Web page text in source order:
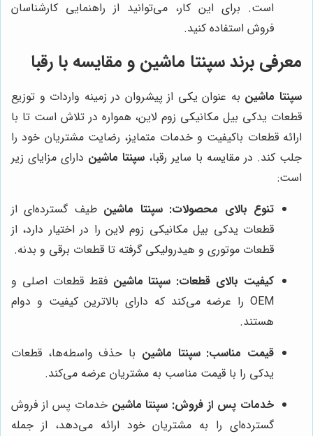
است. برای این کار، می‌توانید از راهنمایی کارشناسان
فروش استفاده کنید.
معرفی برند سپنتا ماشین و مقایسه با رقبا
سپنتا ماشین به عنوان یکی از پیشروان در زمینه واردات و توزیع
قطعات یدکی بیل مکانیکی زوم لاین، همواره در تلاش است تا با
ارائه قطعات باکیفیت و خدمات متمایز، رضایت مشتریان خود را
جلب کند. در مقایسه با سایر رقبا، سپنتا ماشین دارای مزایای زیر
است:
تنوع بالای محصولات: سپنتا ماشین طیف گسترده‌ای از
قطعات یدکی بیل مکانیکی زوم لاین را در اختیار دارد، از
قطعات موتوری و هیدرولیکی گرفته تا قطعات برقی و بدنه.
کیفیت بالای قطعات: سپنتا ماشین فقط قطعات اصلی و
OEM را عرضه می‌کند که دارای بالاترین کیفیت و دوام
هستند.
قیمت مناسب: سپنتا ماشین با حذف واسطه‌ها، قطعات
یدکی را با قیمت مناسب به مشتریان عرضه می‌کند.
خدمات پس از فروش: سپنتا ماشین خدمات پس از فروش
گسترده‌ای را به مشتریان خود ارائه می‌دهد، از جمله